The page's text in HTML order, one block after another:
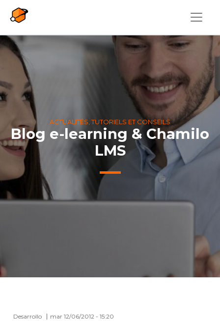
ACTUALITÉS, TUTORIELS ET CONSEILS
Blog e-learning & Chamilo
LMS
Desarrollo mar 12/06/2012 - 15:20